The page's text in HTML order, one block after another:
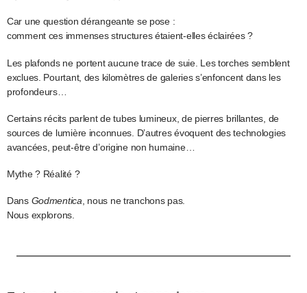
Car une question dérangeante se pose :
comment ces immenses structures étaient-elles éclairées ?
Les plafonds ne portent aucune trace de suie. Les torches semblent
exclues. Pourtant, des kilomètres de galeries s’enfoncent dans les
profondeurs…
Certains récits parlent de tubes lumineux, de pierres brillantes, de
sources de lumière inconnues. D’autres évoquent des technologies
avancées, peut-être d’origine non humaine…
Mythe ? Réalité ?
Dans Godmentica , nous ne tranchons pas.
Nous explorons.